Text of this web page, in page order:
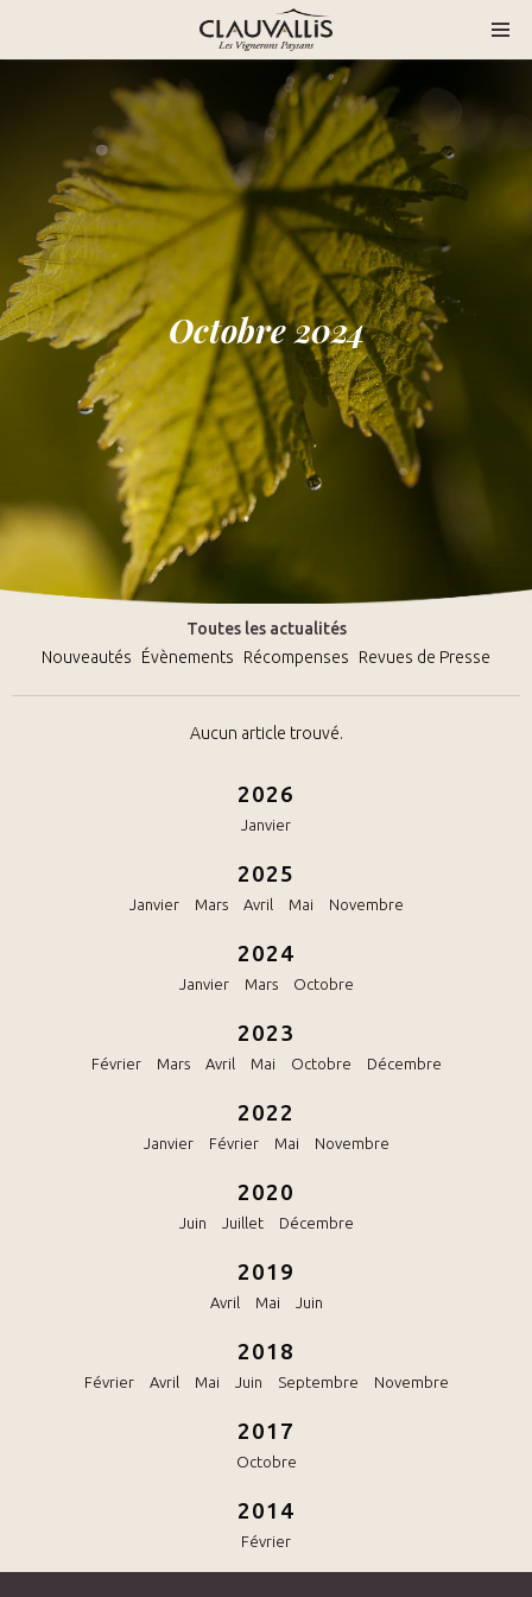
Octobre 2024
Toutes les actualités
Nouveautés
Évènements Récompenses Revues de Presse
Aucun article trouvé.
2026
Janvier
2025
Janvier Mars Avril Mai Novembre
2024
Janvier Mars Octobre
2023
Février Mars Avril Mai Octobre Décembre
2022
Janvier Février Mai Novembre
2020
Juin Juillet Décembre
2019
Avril Mai Juin
2018
Février Avril Mai Juin Septembre Novembre
2017
Octobre
2014
Février